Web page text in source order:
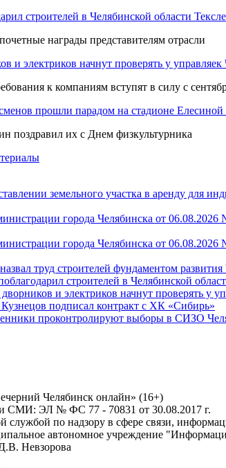
награды представителям отрасли
к компаниям вступят в силу с
поздравил их с Днем физкультурника
земельного участка в аренду для
города Челябинска от 06.08.2026
города Челябинска от 06.08.2026
труд строителей фундаментом развития
строителей в Челябинской
и электриков начнут проверять у
подписал контракт с ХК «Сибирь»
проконтролируют выборы в СИЗО
Челябинск онлайн» (16+)
СМИ: ЭЛ № ФС 77 - 70831 от 30.08.2017 г.
службой по надзору в сфере связи,
автономное учреждение
Невзорова